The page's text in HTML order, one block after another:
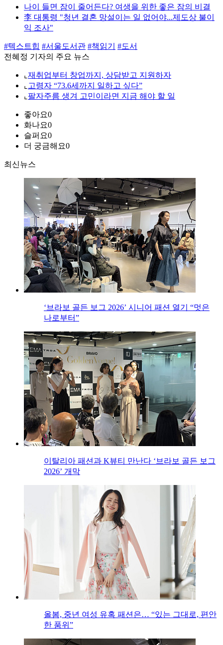
나이 들면 잠이 줄어든다? 여생을 위한 좋은 잠의 비결
李 대통령 "청년 결혼 망설이는 일 없어야...제도상 불이
익 조사"
#텍스트힙 #서울도서관 #책읽기
#도서
전혜정 기자의 주요 뉴스
⌞ 재취업부터 창업까지, 상담받고 지원하자
⌞ 고령자 “73.6세까지 일하고 싶다”
⌞ 팔자주름 생겨 고민이라면 지금 해야 할 일
좋아요0
화나요0
슬퍼요0
더 궁금해요0
최신뉴스
‘브라보 골든 보그 2026’ 시니어 패션 열기 “멋은
나로부터”
이탈리아 패션과 K뷰티 만난다 ‘브라보 골든 보그
2026’ 개막
올봄, 중년 여성 유혹 패션은… “있는 그대로, 편안
한 품위”